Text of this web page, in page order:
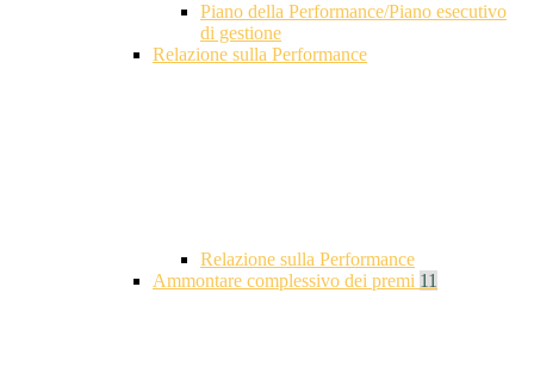
Piano della Performance/Piano esecutivo
di gestione
Relazione sulla Performance
Relazione sulla Performance
Ammontare complessivo dei premi 11